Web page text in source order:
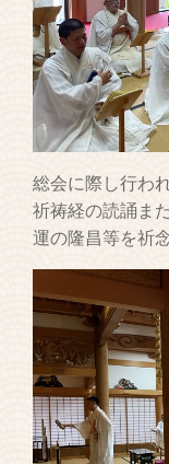
総会に際し行わ
祈祷経の読誦ま
運の隆昌等を祈